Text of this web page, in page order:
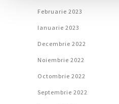
Februarie 2023
Ianuarie 2023
Decembrie 2022
Noiembrie 2022
Octombrie 2022
Septembrie 2022